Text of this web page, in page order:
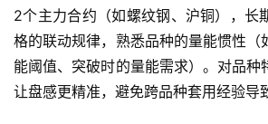
2个主力合约（如螺纹钢、沪铜），长
格的联动规律，熟悉品种的量能惯性（
能阈值、突破时的量能需求）。对品种
让盘感更精准，避免跨品种套用经验导